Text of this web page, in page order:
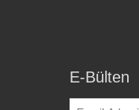
E-Bülten